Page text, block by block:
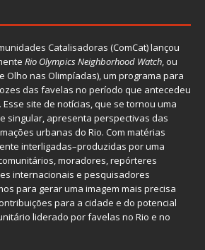
Catalisadoras (ComCat) lançou
Rio Olympics Neighborhood Watch, ou
Olho nas Olimpíadas), um programa para
das favelas no período que antecedeu
Esse site de notícias, que se tornou uma
singular, apresenta perspectivas das
urbanas do Rio. Com matérias
interligadas–produzidas por uma
moradores, repórteres
internacionais e pesquisadores
para gerar uma imagem mais precisa
para a cidade e do potencial
liderado por favelas no Rio e no